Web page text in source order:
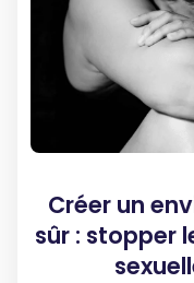
Créer un
sûr : stopper